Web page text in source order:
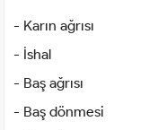
- Karın ağrısı
- İshal
- Baş ağrısı
- Baş dönmesi